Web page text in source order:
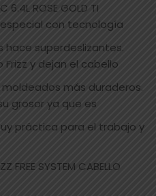
6.4L ROSE GOLD TI
con tecnología
hace superdeslizantes.
y dejan el cabello
más duraderos.
grosor ya que es
práctica para el trabajo y
SYSTEM CABELLO